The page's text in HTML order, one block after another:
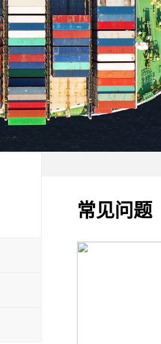
常见问题